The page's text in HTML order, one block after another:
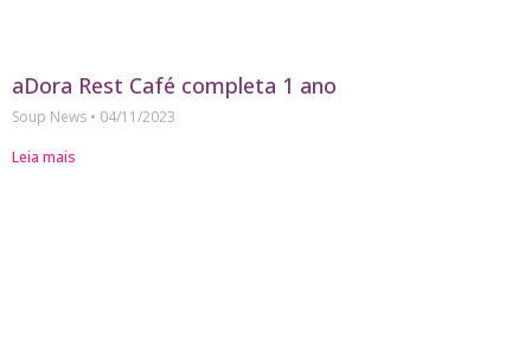
aDora Rest Café completa 1 ano
Soup News
04/11/2023
Leia mais